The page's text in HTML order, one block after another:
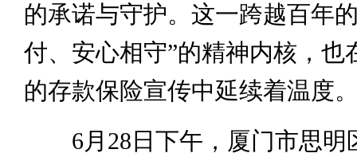
的承诺与守护。这一跨越百年
付、安心相守”的精神内核，也
的存款保险宣传中延续着温度
6月28日下午，厦门市思明